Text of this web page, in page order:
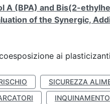
(BPA) and Bis(2-
of the Synergic,
ai
SICUREZZA
INQUINAMENTO